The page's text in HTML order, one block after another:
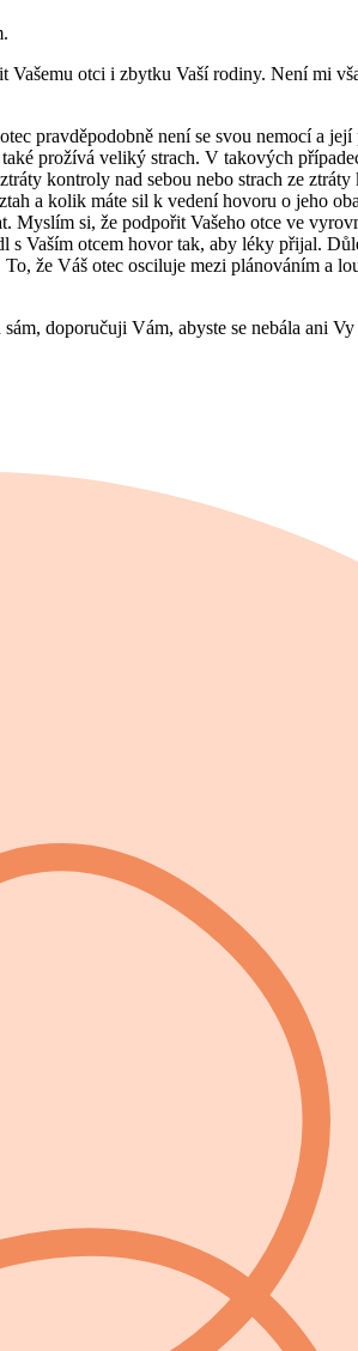
otci i zbytku Vaší rodiny. Není mi
pravděpodobně není se svou nemocí a
prožívá veliký strach. V takových
kontroly nad sebou nebo strach ze
a kolik máte sil k vedení hovoru o jeho
si, že podpořit Vašeho otce ve
otcem hovor tak, aby léky přijal.
že Váš otec osciluje mezi plánováním a
doporučuji Vám, abyste se nebála ani